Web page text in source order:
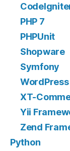
PHP 7
PHPUnit
Shopware
Symfony
WordPress
XT-
Yii
Zend
Python